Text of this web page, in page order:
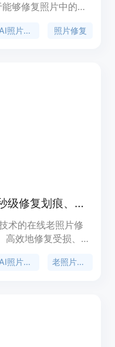
够修复照片中的瑕
让每一个瞬间都值得
AI照片编辑 照片修复
免费在线AI修复老照片，秒级修复划痕、上色、人脸增强，无需注册。
术的在线老照片修
高效地修复受损、褪
批量处理，且修复效
AI照片修复 老照片修复